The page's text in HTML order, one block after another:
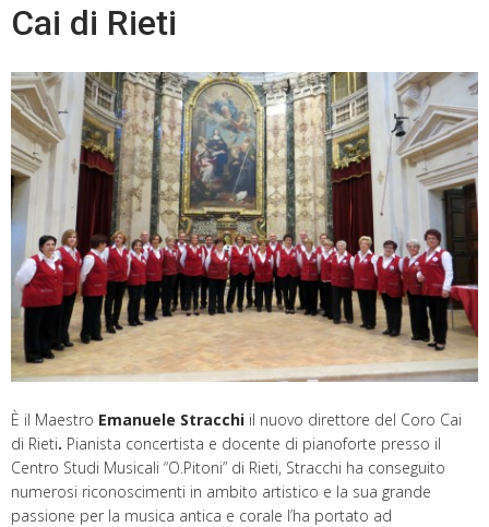
Cai di Rieti
È il Maestro Emanuele Stracchi il nuovo direttore del Coro Cai
di Rieti. Pianista concertista e docente di pianoforte presso il
Centro Studi Musicali “O.Pitoni” di Rieti, Stracchi ha conseguito
numerosi riconoscimenti in ambito artistico e la sua grande
passione per la musica antica e corale l’ha portato ad